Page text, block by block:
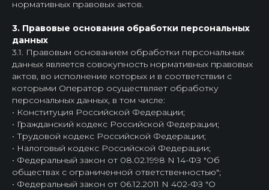
нормативных правовых актов.
3. Правовые основания обработки персональных
данных
3.1. Правовым основанием обработки персональных
данных является совокупность нормативных правовых
актов, во исполнение которых и в соответствии с
которыми Оператор осуществляет обработку
персональных данных, в том числе:
• Конституция Российской Федерации;
• Гражданский кодекс Российской Федерации;
• Трудовой кодекс Российской Федерации;
• Налоговый кодекс Российской Федерации;
• Федеральный закон от 08.02.1998 N 14-ФЗ "Об
обществах с ограниченной ответственностью";
• Федеральный закон от 06.12.2011 N 402-ФЗ "О